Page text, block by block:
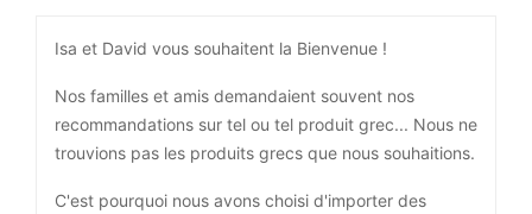
Isa et David vous souhaitent la Bienvenue !
Nos familles et amis demandaient souvent nos
recommandations sur tel ou tel produit grec... Nous ne
trouvions pas les produits grecs que nous souhaitions.
C'est pourquoi nous avons choisi d'importer des